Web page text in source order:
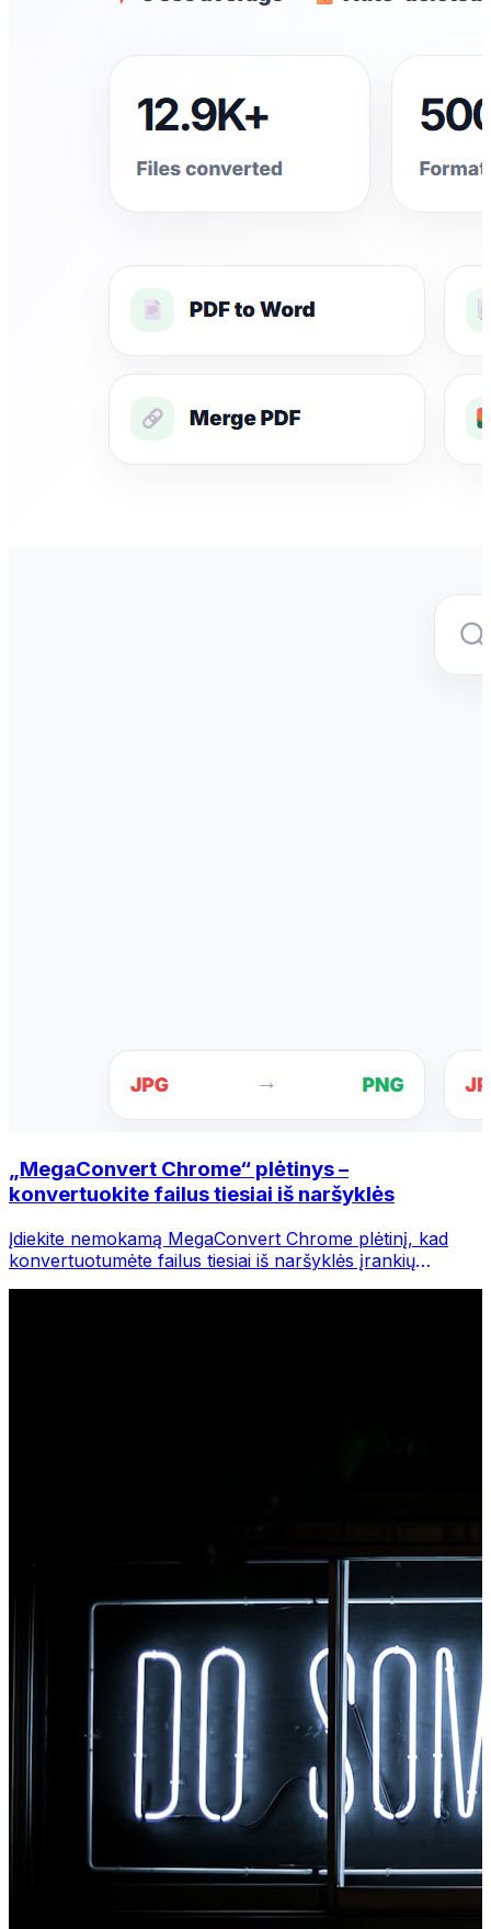
„MegaConvert Chrome“ plėtinys –
konvertuokite failus tiesiai iš naršyklės
Įdiekite nemokamą MegaConvert Chrome plėtinį, kad
konvertuotumėte failus tiesiai iš naršyklės įrankių